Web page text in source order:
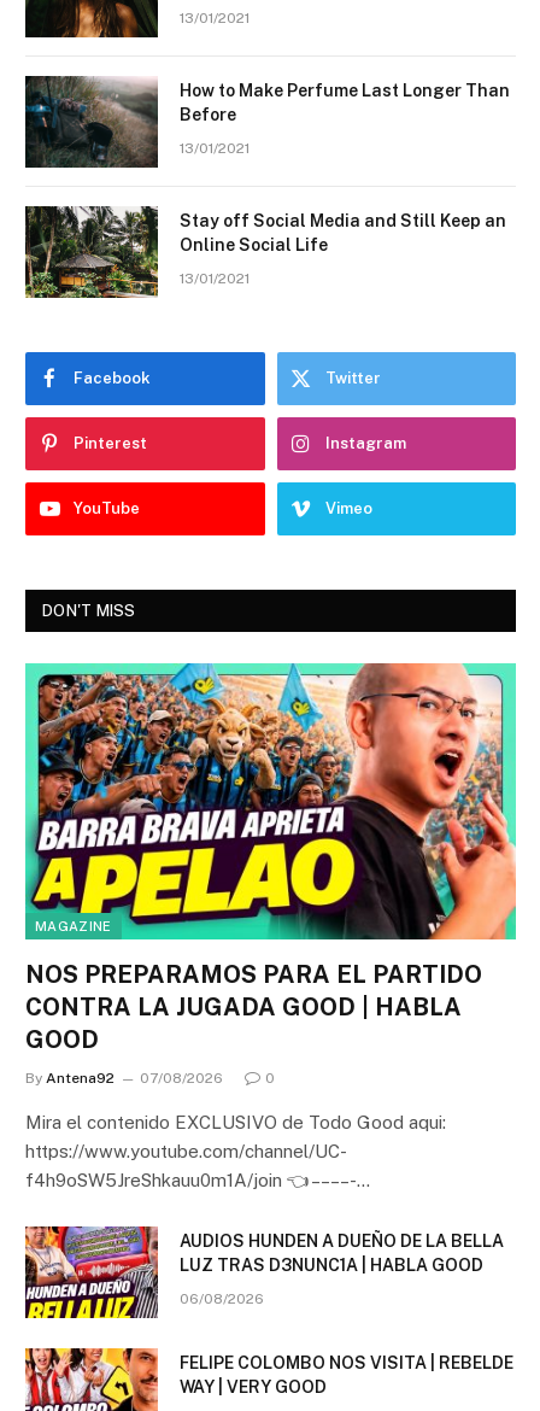
13/01/2021
How to Make Perfume Last Longer Than
Before
13/01/2021
Stay off Social Media and Still Keep an
Online Social Life
13/01/2021
Facebook Twitter
Pinterest Instagram
YouTube Vimeo
DON'T MISS
MAGAZINE
NOS PREPARAMOS PARA EL PARTIDO
CONTRA LA JUGADA GOOD | HABLA
GOOD
By Antena92 07/08/2026 0
Mira el contenido EXCLUSIVO de Todo Good aqui:
https://www.youtube.com/channel/UC-
f4h9oSW5JreShkauu0m1A/join 👈 – – – – -…
AUDIOS HUNDEN A DUEÑO DE LA BELLA
LUZ TRAS D3NUNC1A | HABLA GOOD
06/08/2026
FELIPE COLOMBO NOS VISITA | REBELDE
WAY | VERY GOOD